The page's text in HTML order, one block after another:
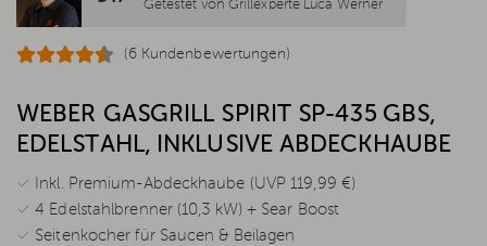
Getestet von Grillexperte Luca Werner
(6 Kundenbewertungen)
WEBER GASGRILL SPIRIT SP-435 GBS,
EDELSTAHL, INKLUSIVE ABDECKHAUBE
✓ Inkl. Premium-Abdeckhaube (UVP 119,99 €)
✓ 4 Edelstahlbrenner (10,3 kW) + Sear Boost
✓ Seitenkocher für Saucen & Beilagen